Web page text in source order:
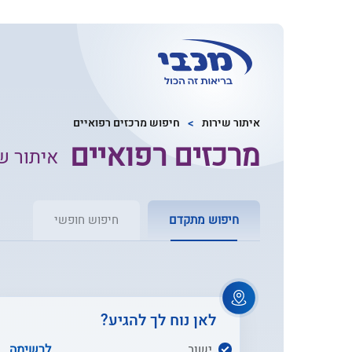
איתור שירות חיפוש מרכזים רפואיים
מרכזים רפואיים איתור
חיפוש מתקדם חיפוש חופשי
לאן נוח לך להגיע?